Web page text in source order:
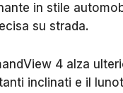
in stile
su strada.
4 alza
inclinati e il